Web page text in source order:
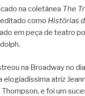
na coletânea The
como Histórias
em peça de teatro
na Broadway no
elogiadíssima atriz
Thompson, e foi um